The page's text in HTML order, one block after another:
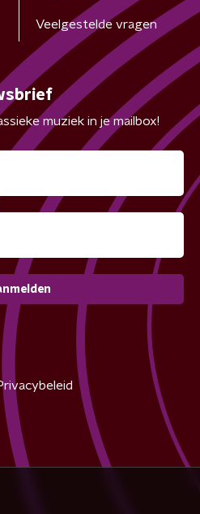
Veelgestelde vragen
muziek in je mailbox!